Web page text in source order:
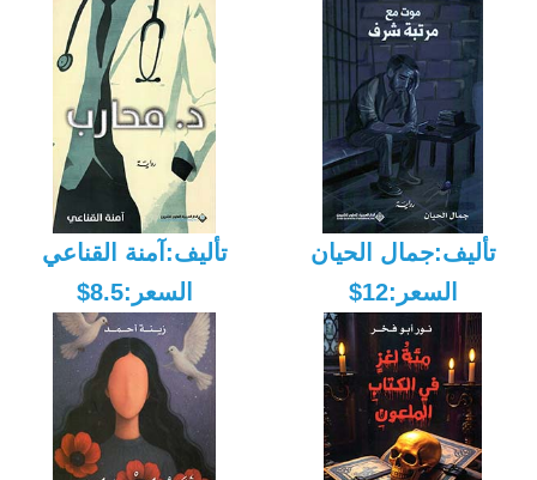
تأليف:جمال الحيان
السعر:12$
تأليف:آمنة القناعي
السعر:8.5$